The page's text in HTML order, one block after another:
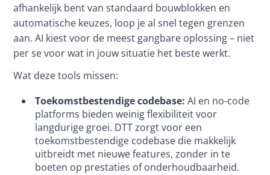
afhankelijk bent van standaard bouwblokken en
automatische keuzes, loop je al snel tegen grenzen
aan. AI kiest voor de meest gangbare oplossing – niet
per se voor wat in jouw situatie het beste werkt.
Wat deze tools missen:
Toekomstbestendige codebase: AI en no-code
platforms bieden weinig flexibiliteit voor
langdurige groei. DTT zorgt voor een
toekomstbestendige codebase die makkelijk
uitbreidt met nieuwe features, zonder in te
boeten op prestaties of onderhoudbaarheid.